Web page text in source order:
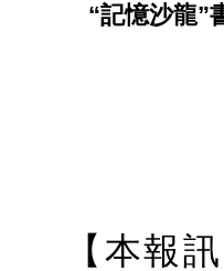
“記憶沙龍”
【本報